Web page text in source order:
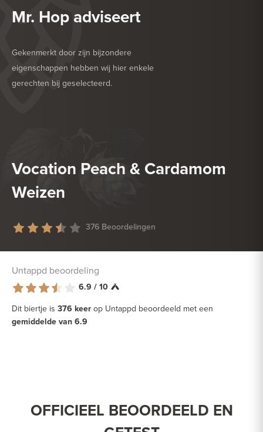
Mr. Hop adviseert
Gekenmerkt door zijn bijzondere
eigenschappen hebben wij hier enkele
gerechten bij geselecteerd.
HEERLIJK BIJ
Vocation Peach & Cardamom
Weizen
376 Beoordelingen
Untappd beoordeling
6.9 / 10
Dit biertje is 376 keer op Untappd beoordeeld met een
gemiddelde van 6.9
OFFICIEEL BEOORDEELD EN